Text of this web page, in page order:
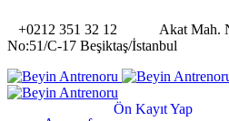
+0212 351 32 12
Akat Mah.
No:51/C-17 Beşiktaş/İstanbul
Ön Kayıt Yap